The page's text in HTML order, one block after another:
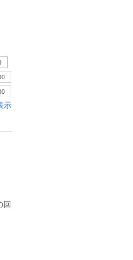
示
回